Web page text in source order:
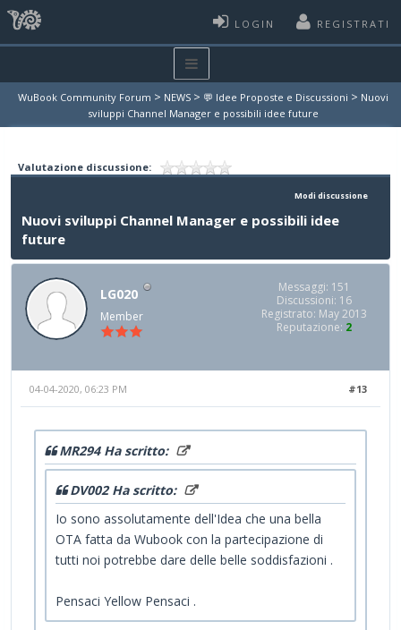
LOGIN REGISTRATI
WuBook Community Forum > NEWS > 💬 Idee Proposte e Discussioni > Nuovi
sviluppi Channel Manager e possibili idee future
Valutazione discussione:
Modi discussione
Nuovi sviluppi Channel Manager e possibili idee
future
LG020
Member
Messaggi: 151
Discussioni: 16
Registrato: May 2013
Reputazione: 2
#13
04-04-2020, 06:23 PM
MR294 Ha scritto:
DV002 Ha scritto:
Io sono assolutamente dell'Idea che una bella
OTA fatta da Wubook con la partecipazione di
tutti noi potrebbe dare delle belle soddisfazioni .
Pensaci Yellow Pensaci .